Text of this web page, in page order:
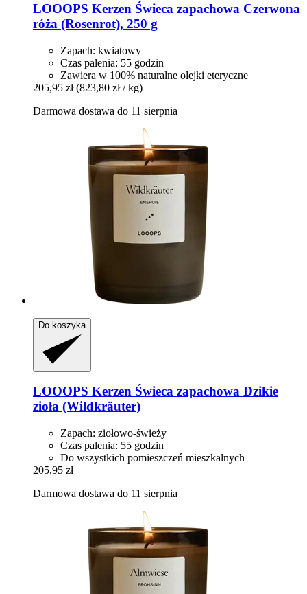
LOOOPS Kerzen Świeca zapachowa Czerwona
róża (Rosenrot), 250 g
Zapach: kwiatowy
Czas palenia: 55 godzin
Zawiera w 100% naturalne olejki eteryczne
205,95 zł (823,80 zł / kg)
Darmowa dostawa do 11 sierpnia
Do koszyka
LOOOPS Kerzen Świeca zapachowa Dzikie
zioła (Wildkräuter)
Zapach: ziołowo-świeży
Czas palenia: 55 godzin
Do wszystkich pomieszczeń mieszkalnych
205,95 zł
Darmowa dostawa do 11 sierpnia